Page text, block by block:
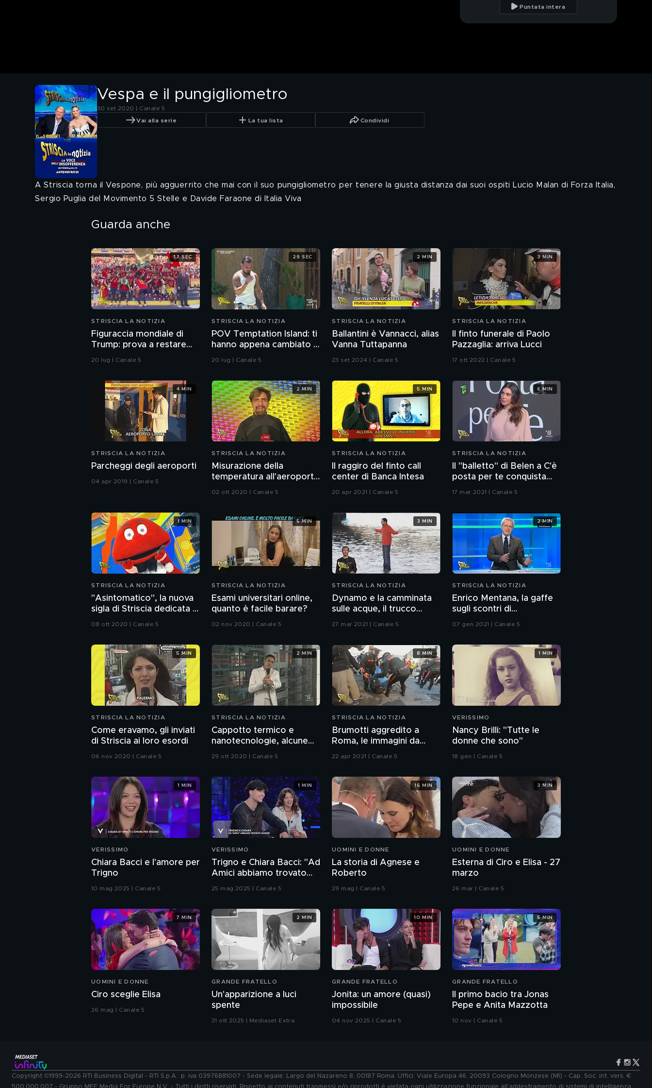
Puntata intera
Vespa e il pungigliometro
30 set 2020 | Canale 5
Vai alla serie La tua lista Condividi
A Striscia torna il Vespone, più agguerrito che mai con il suo pungigliometro per tenere la giusta distanza dai suoi ospiti Lucio Malan di Forza Italia,
Sergio Puglia del Movimento 5 Stelle e Davide Faraone di Italia Viva
Guarda anche
STRISCIA LA NOTIZIA
Figuraccia mondiale di
Trump: prova a restare
nella foto della Spagna
20 lug | Canale 5
17 SEC
STRISCIA LA NOTIZIA
POV Temptation Island: ti
hanno appena cambiato il
piano ferie
20 lug | Canale 5
29 SEC
STRISCIA LA NOTIZIA
Ballantini è Vannacci, alias
Vanna Tuttapanna
23 set 2024 | Canale 5
2 MIN
STRISCIA LA NOTIZIA
Il finto funerale di Paolo
Pazzaglia: arriva Lucci
17 ott 2022 | Canale 5
3 MIN
STRISCIA LA NOTIZIA
Parcheggi degli aeroporti
04 apr 2019 | Canale 5
4 MIN
STRISCIA LA NOTIZIA
Misurazione della
temperatura all'aeroporto
di Malpensa
02 ott 2020 | Canale 5
2 MIN
STRISCIA LA NOTIZIA
Il raggiro del finto call
center di Banca Intesa
20 apr 2021 | Canale 5
5 MIN
STRISCIA LA NOTIZIA
Il "balletto" di Belen a C'è
posta per te conquista
17 mar 2021 | Canale 5
6 MIN
STRISCIA LA NOTIZIA
"Asintomatico", la nuova
sigla di Striscia dedicata al
08 ott 2020 | Canale 5
1 MIN
STRISCIA LA NOTIZIA
Esami universitari online,
quanto è facile barare?
02 nov 2020 | Canale 5
5 MIN
STRISCIA LA NOTIZIA
Dynamo e la camminata
sulle acque, il trucco
27 mar 2021 | Canale 5
3 MIN
STRISCIA LA NOTIZIA
Enrico Mentana, la gaffe
sugli scontri di
Washington
07 gen 2021 | Canale 5
2 MIN
STRISCIA LA NOTIZIA
Come eravamo, gli inviati
di Striscia ai loro esordi
06 nov 2020 | Canale 5
5 MIN
STRISCIA LA NOTIZIA
Cappotto termico e
nanotecnologie, alcune
precisazioni
29 ott 2020 | Canale 5
2 MIN
STRISCIA LA NOTIZIA
Brumotti aggredito a
Roma, le immagini da
Quarticciolo
22 apr 2021 | Canale 5
8 MIN
VERISSIMO
Nancy Brilli: "Tutte le
donne che sono"
18 gen | Canale 5
1 MIN
VERISSIMO
Chiara Bacci e l'amore per
Trigno
10 mag 2025 | Canale 5
1 MIN
VERISSIMO
Trigno e Chiara Bacci: "Ad
Amici abbiamo trovato
25 mag 2025 | Canale 5
1 MIN
UOMINI E DONNE
La storia di Agnese e
Roberto
29 mag | Canale 5
16 MIN
UOMINI E DONNE
Esterna di Ciro e Elisa - 27
marzo
26 mar | Canale 5
3 MIN
UOMINI E DONNE
Ciro sceglie Elisa
26 mag | Canale 5
7 MIN
GRANDE FRATELLO
Un'apparizione a luci
spente
31 ott 2025 | Mediaset Extra
2 MIN
GRANDE FRATELLO
Jonita: un amore (quasi)
impossibile
04 nov 2025 | Canale 5
10 MIN
GRANDE FRATELLO
Il primo bacio tra Jonas
Pepe e Anita Mazzotta
10 nov | Canale 5
5 MIN
Copyright ©1999-2026 RTI Business Digital - RTI S.p.A.: p. iva 03976881007 - Sede legale: Largo del Nazareno 8, 00187 Roma. Uffici: Viale Europa 46, 20093 Cologno Monzese (MI) - Cap. Soc. int. vers. €